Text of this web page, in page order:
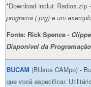
*Download inclui: Radios.zip
programa (.prg) e um
Fonte: Rick Spence -
Disponível da
BUCAM (BUsca CAMpo) -
que você especificar.